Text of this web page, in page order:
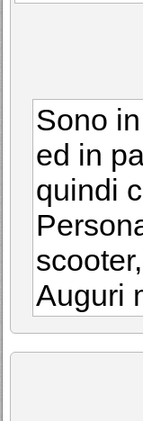
Sono
ed in
quindi
Auguri